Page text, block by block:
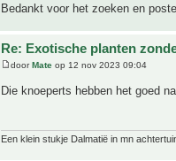
Bedankt voor het zoeken en
Re: Exotische planten
doorMate op 12 nov 2023 09:04
Die knoeperts hebben het goed
Een klein stukje Dalmatië in mn